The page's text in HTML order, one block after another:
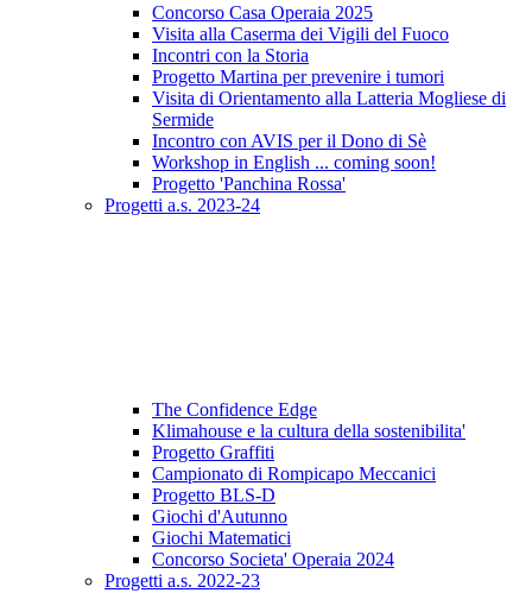
Concorso Casa Operaia 2025
Visita alla Caserma dei Vigili del Fuoco
Incontri con la Storia
Progetto Martina per prevenire i tumori
Visita di Orientamento alla Latteria Mogliese di
Sermide
Incontro con AVIS per il Dono di Sè
Workshop in English ... coming soon!
Progetto 'Panchina Rossa'
Progetti a.s. 2023-24
The Confidence Edge
Klimahouse e la cultura della sostenibilita'
Progetto Graffiti
Campionato di Rompicapo Meccanici
Progetto BLS-D
Giochi d'Autunno
Giochi Matematici
Concorso Societa' Operaia 2024
Progetti a.s. 2022-23